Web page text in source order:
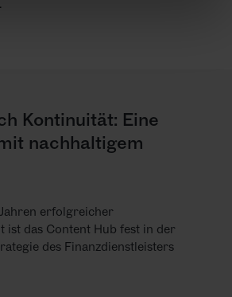
Kontinuität: Eine
nachhaltigem
erfolgreicher
ist das Content Hub fest in der
des Finanzdienstleisters